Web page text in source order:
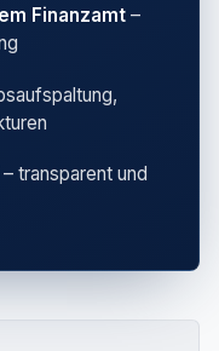
Finanzamt –
– transparent und